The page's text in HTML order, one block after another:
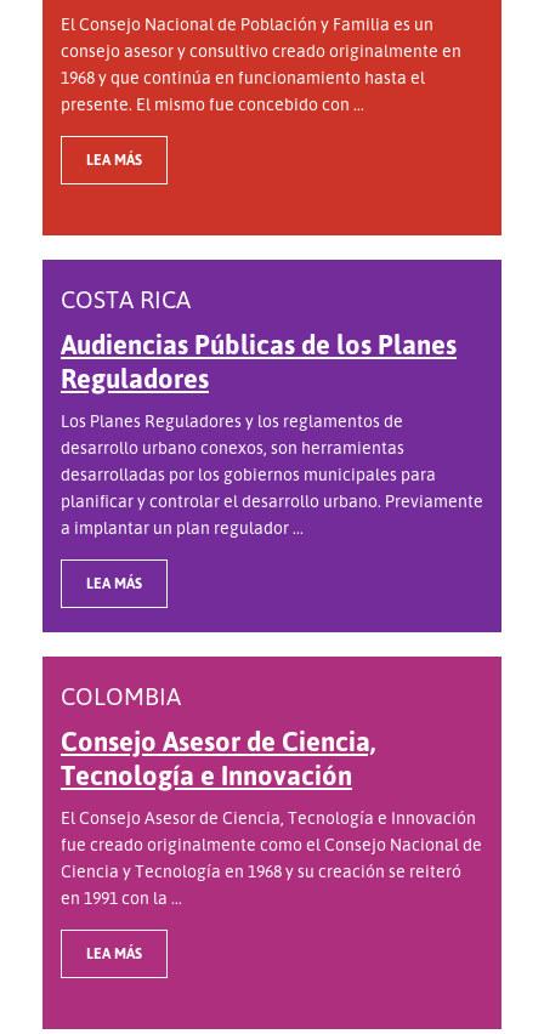
El Consejo Nacional de Población y Familia es un
consejo asesor y consultivo creado originalmente en
1968 y que continúa en funcionamiento hasta el
presente. El mismo fue concebido con ...
LEA MÁS
COSTA RICA
Audiencias Públicas de los Planes
Reguladores
Los Planes Reguladores y los reglamentos de
desarrollo urbano conexos, son herramientas
desarrolladas por los gobiernos municipales para
planificar y controlar el desarrollo urbano. Previamente
a implantar un plan regulador ...
LEA MÁS
COLOMBIA
Consejo Asesor de Ciencia,
Tecnología e Innovación
El Consejo Asesor de Ciencia, Tecnología e Innovación
fue creado originalmente como el Consejo Nacional de
Ciencia y Tecnología en 1968 y su creación se reiteró
en 1991 con la ...
LEA MÁS